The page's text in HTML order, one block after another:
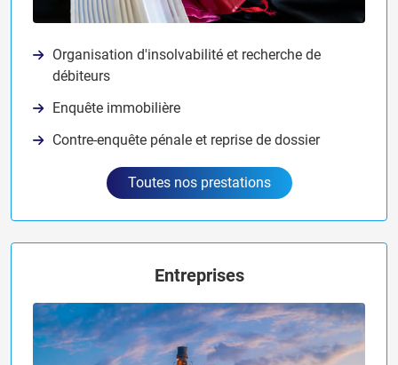
Organisation d'insolvabilité et recherche de
débiteurs
Enquête immobilière
Contre-enquête pénale et reprise de dossier
Toutes nos prestations
Entreprises